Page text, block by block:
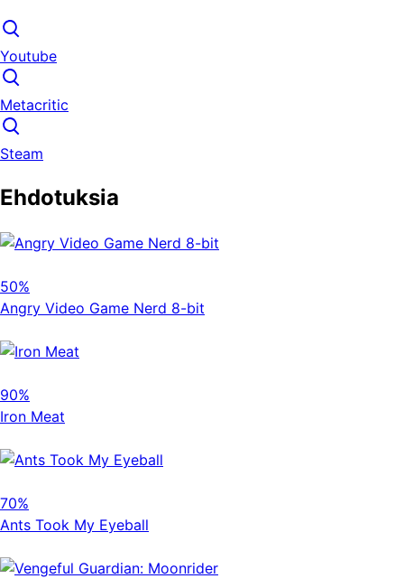
Youtube
Metacritic
Steam
Ehdotuksia
50%
Angry Video Game Nerd 8-bit
90%
Iron Meat
70%
Ants Took My Eyeball